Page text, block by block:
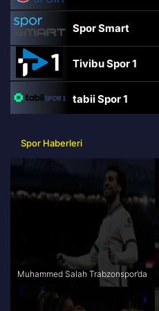
Spor Smart
Tivibu Spor 1
tabii Spor 1
beIN Sports Haber
tabii Spor
A Spor
Tivibu Spor
Spor Haberleri
Muhammed Salah Trabzonspor’da